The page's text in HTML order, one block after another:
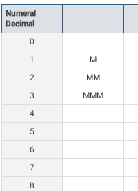
Numeral
Decimal
0
1
M
2
MM
3
MMM
4
5
6
7
8